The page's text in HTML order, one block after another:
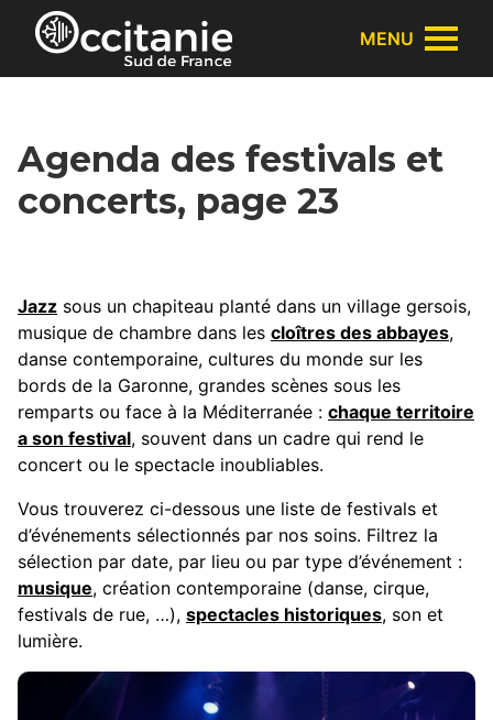
Panneau de gestion des cookies
MENU
Agenda des festivals et
concerts, page 23
Jazz sous un chapiteau planté dans un village gersois,
musique de chambre dans les cloîtres des abbayes,
danse contemporaine, cultures du monde sur les
bords de la Garonne, grandes scènes sous les
remparts ou face à la Méditerranée : chaque territoire
a son festival, souvent dans un cadre qui rend le
concert ou le spectacle inoubliables.
Vous trouverez ci-dessous une liste de festivals et
d’événements sélectionnés par nos soins. Filtrez la
sélection par date, par lieu ou par type d’événement :
musique, création contemporaine (danse, cirque,
festivals de rue, …), spectacles historiques, son et
lumière.